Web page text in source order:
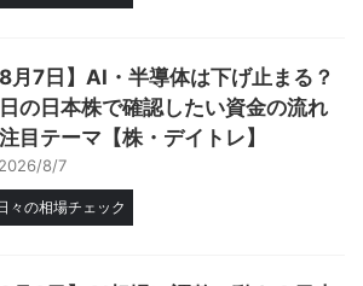
8月7日】AI・半導体は下げ止まる？
の日本株で確認したい資金の流れ
目テーマ【株・デイトレ】
2026/8/7
々の相場チェック